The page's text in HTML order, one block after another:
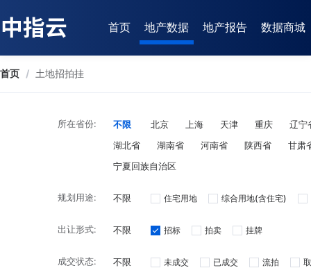
首页 地产数据 地产报告 数据商城
首页 / 土地招拍挂
所在省份: 不限 北京 上海 天津 重庆
辽宁
湖北省
湖南省 河南省 陕西省
甘肃
宁夏回族自治区
规划用途: 不限 住宅用地 综合用地(含住宅)
出让形式: 不限 招标 拍卖 挂牌
成交状态: 不限 未成交 已成交 流拍